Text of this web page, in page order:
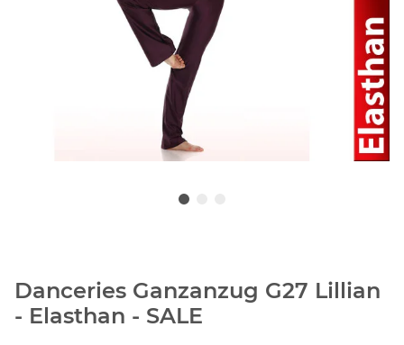
Danceries Ganzanzug G27 Lillian
- Elasthan - SALE